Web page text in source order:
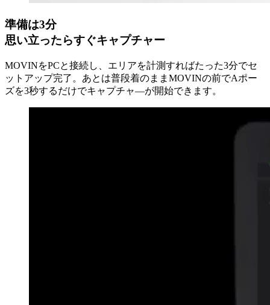
準備は3分
思い立ったらすぐキャプチャー
MOVINをPCと接続し、エリアを計測すればたった3分でセ
ットアップ完了。あとは普段着のままMOVINの前でAポー
ズを3秒するだけでキャプチャ―が開始できます。